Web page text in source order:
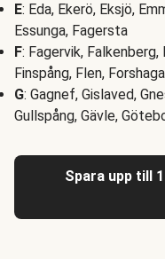
E: Eda, Ekerö, Eksjö,
Essunga, Fagersta
F: Fagervik,
Finspång, Flen,
G: Gagnef, Gislaved,
Gullspång, Gävle,
Spara upp till